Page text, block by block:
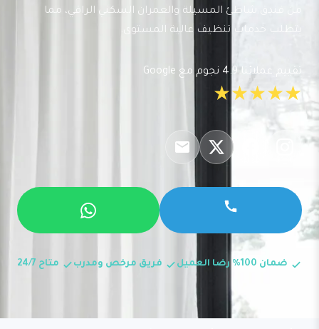
من فندق شاطئ المسيلة والعمران السكني الراقي، مما
يتطلب خدمات تنظيف عالية المستوى.
تقييم عملائنا 4.9 نجوم مع Google
★★★★★
ضمان 100% رضا العميل فريق مرخص ومدرب متاح 24/7